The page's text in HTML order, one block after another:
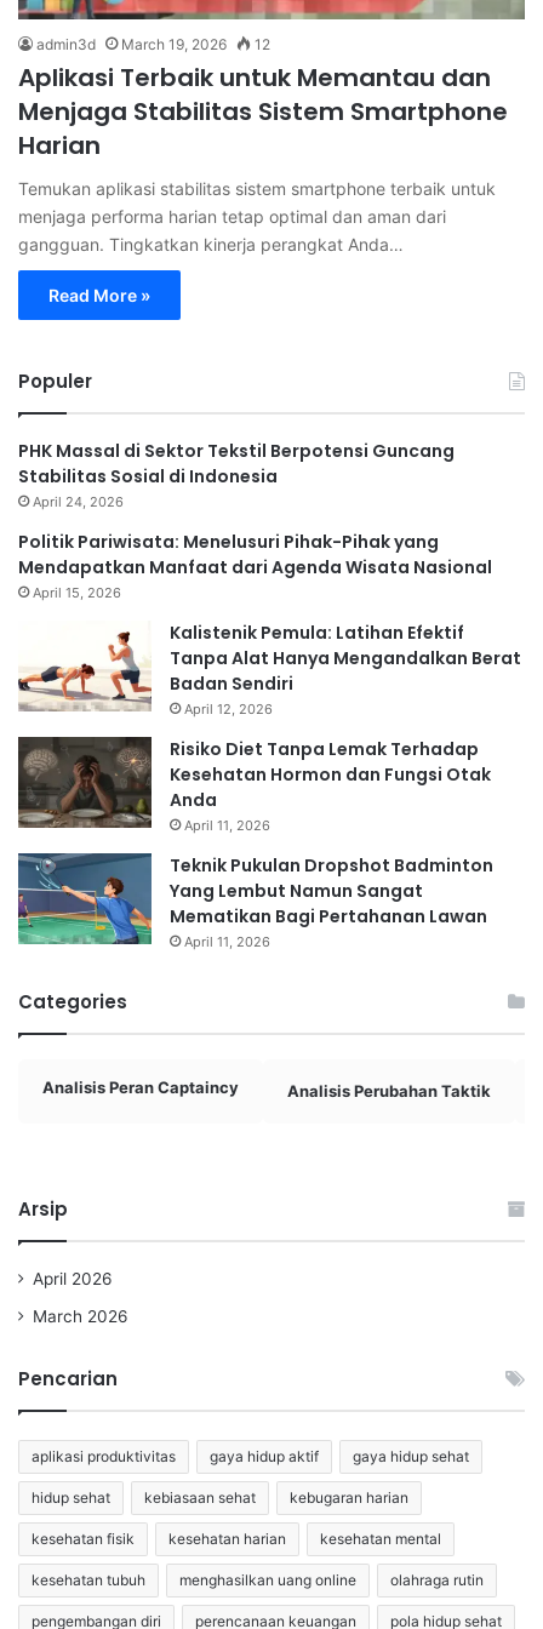
admin3d March 19, 2026 12
Aplikasi Terbaik untuk Memantau dan
Menjaga Stabilitas Sistem Smartphone
Harian
Temukan aplikasi stabilitas sistem smartphone terbaik untuk
menjaga performa harian tetap optimal dan aman dari
gangguan. Tingkatkan kinerja perangkat Anda…
Read More »
Populer
PHK Massal di Sektor Tekstil Berpotensi Guncang
Stabilitas Sosial di Indonesia
April 24, 2026
Politik Pariwisata: Menelusuri Pihak-Pihak yang
Mendapatkan Manfaat dari Agenda Wisata Nasional
April 15, 2026
Kalistenik Pemula: Latihan Efektif
Tanpa Alat Hanya Mengandalkan Berat
Badan Sendiri
April 12, 2026
Risiko Diet Tanpa Lemak Terhadap
Kesehatan Hormon dan Fungsi Otak
Anda
April 11, 2026
Teknik Pukulan Dropshot Badminton
Yang Lembut Namun Sangat
Mematikan Bagi Pertahanan Lawan
April 11, 2026
Categories
Analisis Peran Captaincy Analisis Perubahan Taktik
Arsip
April 2026
March 2026
Pencarian
aplikasi produktivitas gaya hidup aktif gaya hidup sehat
hidup sehat kebiasaan sehat kebugaran harian
kesehatan fisik kesehatan harian kesehatan mental
kesehatan tubuh menghasilkan uang online olahraga rutin
pengembangan diri perencanaan keuangan pola hidup sehat